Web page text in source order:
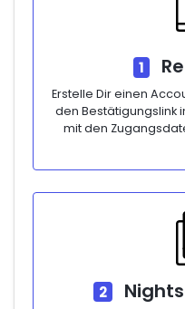
1
Erstelle Dir einen
den Bestätigungslink
mit den
2